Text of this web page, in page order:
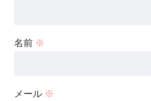
名前 ※
メール ※